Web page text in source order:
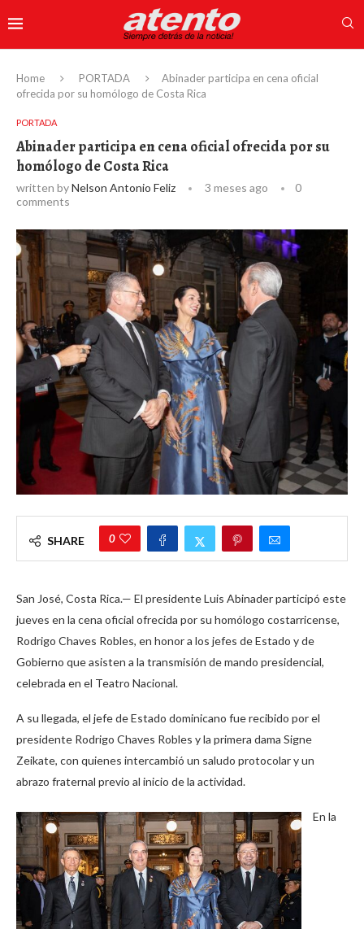
Home PORTADA
Abinader participa en cena oficial
ofrecida por su homólogo de Costa Rica
PORTADA
Abinader participa en cena oficial ofrecida por su
homólogo de Costa Rica
written byNelson Antonio Feliz 3 meses ago
0
comments
SHARE 0
San José, Costa Rica.— El presidente Luis Abinader participó este
jueves en la cena oficial ofrecida por su homólogo costarricense,
Rodrigo Chaves Robles, en honor a los jefes de Estado y de
Gobierno que asisten a la transmisión de mando presidencial,
celebrada en el Teatro Nacional.
A su llegada, el jefe de Estado dominicano fue recibido por el
presidente Rodrigo Chaves Robles y la primera dama Signe
Zeikate, con quienes intercambió un saludo protocolar y un
abrazo fraternal previo al inicio de la actividad.
En la